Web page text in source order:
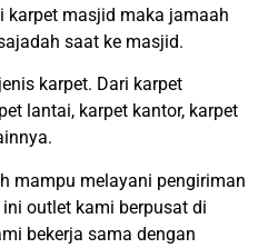
karpet masjid maka jamaah
saat ke masjid.
karpet. Dari karpet
lantai, karpet kantor, karpet
mampu melayani pengiriman
outlet kami berpusat di
bekerja sama dengan